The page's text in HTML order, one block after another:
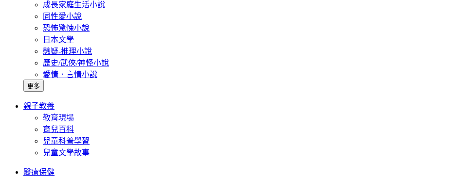
成長家庭生活小說
同性愛小說
恐怖驚悚小說
日本文學
懸疑-推理小說
歷史/武俠/神怪小說
愛情．言情小說
更多
親子教養
教育現場
育兒百科
兒童科普學習
兒童文學故事
醫療保健